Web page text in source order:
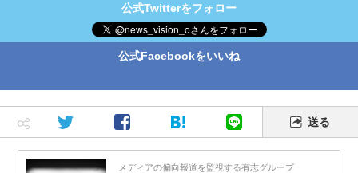
公式Twitterをフォロー
公式Facebookをいいね
送る
メディアの偏向報道を監視する有志グループ